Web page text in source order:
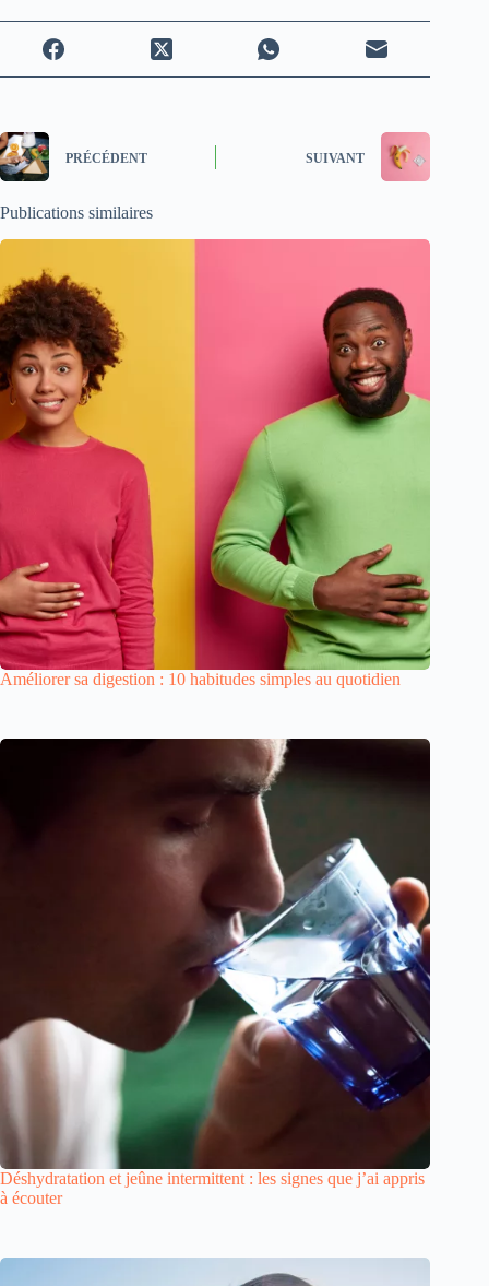
PRÉCÉDENT SUIVANT
Publications similaires
Améliorer sa digestion : 10 habitudes simples au quotidien
Déshydratation et jeûne intermittent : les signes que j’ai appris
à écouter